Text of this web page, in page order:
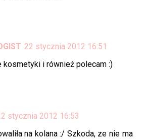
22 stycznia 2012 16:51
kosmetyki i również polecam :)
stycznia 2012 16:53
na kolana :/ Szkoda, ze nie ma